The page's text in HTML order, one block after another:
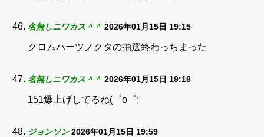
名無しニワカス＾＾ 2026年01月15日 19:15
クロムハーツノクタの抽選終わっちまった
名無しニワカス＾＾ 2026年01月15日 19:18
151爆上げしてるね(⁠゜⁠o⁠゜⁠;
ジョンソン 2026年01月15日 19:59